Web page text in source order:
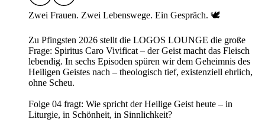
Zwei Frauen. Zwei Lebenswege. Ein Gespräch. 🕊️
Zu Pfingsten 2026 stellt die LOGOS LOUNGE die große
Frage: Spiritus Caro Vivificat – der Geist macht das Fleisch
lebendig. In sechs Episoden spüren wir dem Geheimnis des
Heiligen Geistes nach – theologisch tief, existenziell ehrlich,
ohne Scheu.
Folge 04 fragt: Wie spricht der Heilige Geist heute – in
Liturgie, in Schönheit, in Sinnlichkeit?